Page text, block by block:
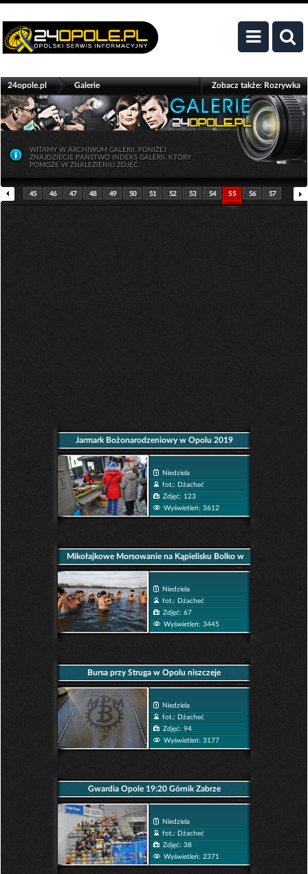
24opole.pl Galerie Zobacz także:Rozrywka
WITAMY W ARCHIWUM GALERII. PONIŻEJ
ZNAJDZIECIE PAŃSTWO INDEKS GALERII, KTÓRY
POMOŻE W ZNALEZIENIU ZDJĘĆ.
45 46 47 48 49 50 51 52 53 54 55 56 57
Jarmark Bożonarodzeniowy w Opolu 2019
Niedziela
fot.: Dżacheć
Zdjęć: 123
Wyświetleń: 3612
Mikołajkowe Morsowanie na Kąpielisku Bolko w
Opolu
Niedziela
fot.: Dżacheć
Zdjęć: 67
Wyświetleń: 3445
Bursa przy Struga w Opolu niszczeje
Niedziela
fot.: Dżacheć
Zdjęć: 94
Wyświetleń: 3177
Gwardia Opole 19:20 Górnik Zabrze
Niedziela
fot.: Dżacheć
Zdjęć: 38
Wyświetleń: 2371